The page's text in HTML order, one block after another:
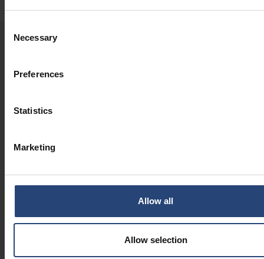
Selection
Necessary
Preferences
Statistics
Marketing
Allow all
Allow selection
2026.07.14
NOTICIAS DE EMPRESA
embalaje más allá de los
2026.06.29